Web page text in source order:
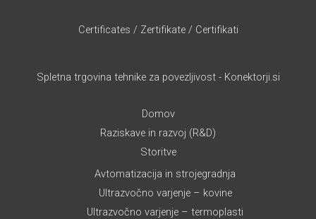
Certificates / Zertifikate/ Certifikati
Spletna trgovina tehnike za povezljivost - Konektorji.si
Domov
Raziskave in razvoj (R&D)
Storitve
Avtomatizacija in strojegradnja
Ultrazvočno varjenje – kovine
Ultrazvočno varjenje – termoplasti